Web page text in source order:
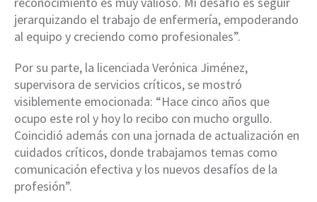
jerarquizando el trabajo de enfermería, empoderando
al equipo y creciendo como profesionales”.
Por su parte, la licenciada Verónica Jiménez,
supervisora de servicios críticos, se mostró
visiblemente emocionada: “Hace cinco años que
ocupo este rol y hoy lo recibo con mucho orgullo.
Coincidió además con una jornada de actualización en
cuidados críticos, donde trabajamos temas como
comunicación efectiva y los nuevos desafíos de la
profesión”.